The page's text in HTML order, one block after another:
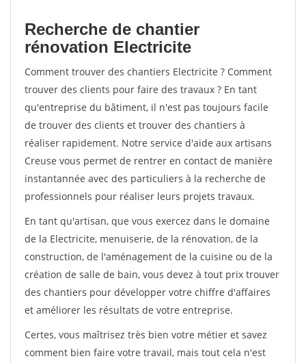
Recherche de chantier
rénovation Electricite
Comment trouver des chantiers Electricite ? Comment
trouver des clients pour faire des travaux ? En tant
qu'entreprise du bâtiment, il n'est pas toujours facile
de trouver des clients et trouver des chantiers à
réaliser rapidement. Notre service d'aide aux artisans
Creuse vous permet de rentrer en contact de manière
instantannée avec des particuliers à la recherche de
professionnels pour réaliser leurs projets travaux.
En tant qu'artisan, que vous exercez dans le domaine
de la Electricite, menuiserie, de la rénovation, de la
construction, de l'aménagement de la cuisine ou de la
création de salle de bain, vous devez à tout prix trouver
des chantiers pour développer votre chiffre d'affaires
et améliorer les résultats de votre entreprise.
Certes, vous maîtrisez très bien votre métier et savez
comment bien faire votre travail, mais tout cela n'est